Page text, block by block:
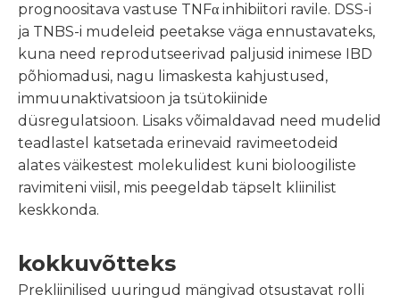
prognoositava vastuse TNFα inhibiitori ravile. DSS-i
ja TNBS-i mudeleid peetakse väga ennustavateks,
kuna need reprodutseerivad paljusid inimese IBD
põhiomadusi, nagu limaskesta kahjustused,
immuunaktivatsioon ja tsütokiinide
düsregulatsioon. Lisaks võimaldavad need mudelid
teadlastel katsetada erinevaid ravimeetodeid
alates väikestest molekulidest kuni bioloogiliste
ravimiteni viisil, mis peegeldab täpselt kliinilist
keskkonda.
kokkuvõtteks
Prekliinilised uuringud mängivad otsustavat rolli